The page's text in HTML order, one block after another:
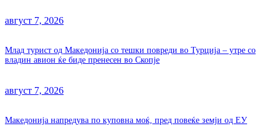
август 7, 2026
Млад турист од Македонија со тешки повреди во Турција – утре со
владин авион ќе биде пренесен во Скопје
август 7, 2026
Македонија напредува по куповна моќ, пред повеќе земји од ЕУ